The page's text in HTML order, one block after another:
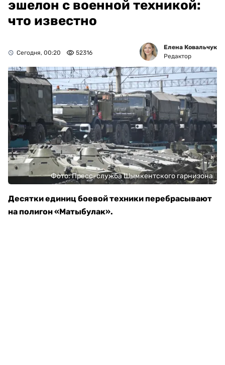
эшелон с военной техникой:
что известно
Сегодня, 00:20 52316
Елена Ковальчук
Редактор
Фото: Пресс-служба Шымкентского гарнизона
Десятки единиц боевой техники перебрасывают
на полигон «Матыбулак».